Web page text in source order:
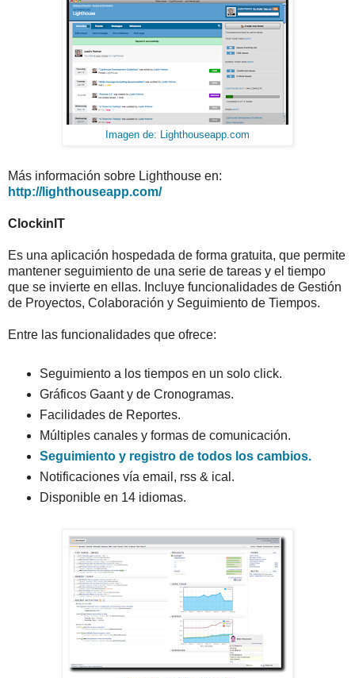
Imagen de: Lighthouseapp.com
Más información sobre Lighthouse en:
http://lighthouseapp.com/
ClockinIT
Es una aplicación hospedada de forma gratuita, que permite
mantener seguimiento de una serie de tareas y el tiempo
que se invierte en ellas. Incluye funcionalidades de Gestión
de Proyectos, Colaboración y Seguimiento de Tiempos.
Entre las funcionalidades que ofrece:
Seguimiento a los tiempos en un solo click.
Gráficos Gaant y de Cronogramas.
Facilidades de Reportes.
Múltiples canales y formas de comunicación.
Seguimiento y registro de todos los cambios.
Notificaciones vía email, rss & ical.
Disponible en 14 idiomas.